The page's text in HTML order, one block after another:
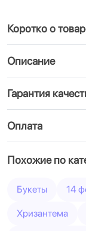
Коротко о
Описание
Гарантия
Оплата
Похожие по
Букеты 14
Хризантема